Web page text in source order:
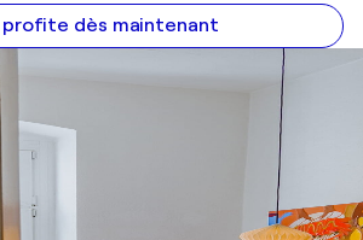
profite dès maintenant